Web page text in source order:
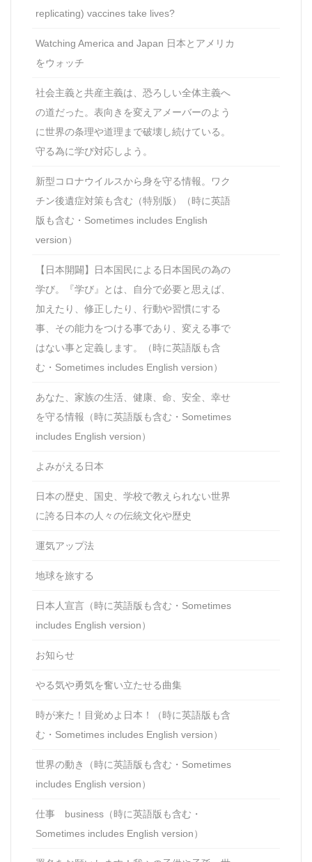
replicating) vaccines take lives?
Watching America and Japan 日本とアメリカ
をウォッチ
社会主義と共産主義は、恐ろしい全体主義へ
の道だった。表向きを変えアメーバーのよう
に世界の条理や道理まで破壊し続けている。
守る為に学び対応しよう。
新型コロナウイルスから身を守る情報。ワク
チン後遺症対策も含む（特別版）（時に英語
版も含む・Sometimes includes English
version）
【日本開闢】日本国民による日本国民の為の
学び。『学び』とは、自分で必要と思えば、
加えたり、修正したり、行動や習慣にする
事、その能力をつける事であり、変える事で
はない事と定義します。（時に英語版も含
む・Sometimes includes English version）
あなた、家族の生活、健康、命、安全、幸せ
を守る情報（時に英語版も含む・Sometimes
includes English version）
よみがえる日本
日本の歴史、国史、学校で教えられない世界
に誇る日本の人々の伝統文化や歴史
運気アップ法
地球を旅する
日本人宣言（時に英語版も含む・Sometimes
includes English version）
お知らせ
やる気や勇気を奮い立たせる曲集
時が来た！目覚めよ日本！（時に英語版も含
む・Sometimes includes English version）
世界の動き（時に英語版も含む・Sometimes
includes English version）
仕事 business（時に英語版も含む・
Sometimes includes English version）